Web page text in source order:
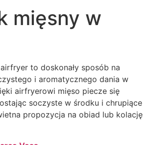
mięsny w
to doskonały sposób na
i aromatycznego dania w
airfryerowi mięso piecze się
soczyste w środku i chrupiące
propozycja na obiad lub kolację